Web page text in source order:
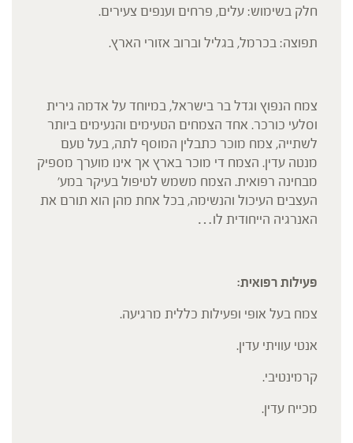
חלק בשימוש: עלים, פרחים וענפים צעירים.
תפוצה: בכרמל, בגליל וברוב אזורי הארץ.
צמח הנפוץ וגדל בר בישראל, במיוחד על אדמה גירית
וסלעי כורכר. אחד הצמחים הטעימים והנעימים ביותר
לשתייה, צמח מוכר כתבלין המוסף לתה, בעל טעם
מנטה עדין. הצמח די מוכר בארץ אך אינו מוערך מספיק
מבחינה רפואית. הצמח משמש לטיפול בעיקר במע'
העצבים העיכול והנשימה, בכל אחת מהן הוא תורם את
האנרגיה הייחודית לו…
פעילות רפואית:
צמח בעל אופי ופעילות כללית מרגיעה.
אנטי עוויתי עדין.
קרמינטיבי.
מכייח עדין.